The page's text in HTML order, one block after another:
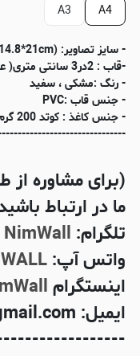
A4
A3
- سایز تصاویر: (A3(29.7*42cm ) ،A4(21*29.7 cm)،A5(14.8*21cm
-قاب : 2در3 سانتی متری( عمیق)
- رنگ :مشکی ، سفید
- جنس قاب :PVC
- جنس کاغذ : کوتد 200 گرم
(برای مشاوره از
ما در ارتباط
تلگرام: NimWall
واتس آپ:
اینستگرام
ایمیل: Nimwallgroup@gmail.com